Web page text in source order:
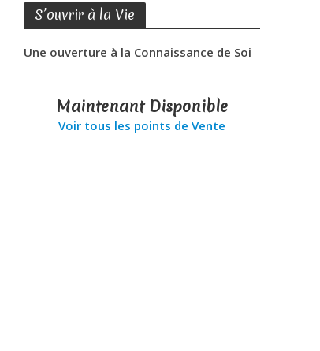
S’ouvrir à la Vie
Une ouverture à la Connaissance de Soi
Maintenant Disponible
Voir tous les points de Vente